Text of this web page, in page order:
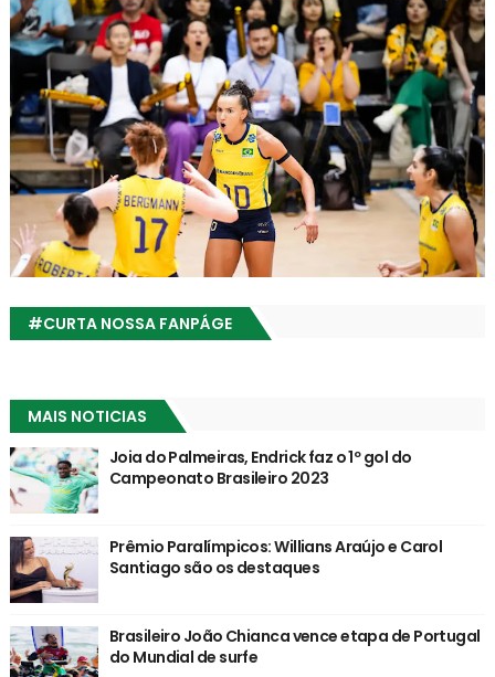
#CURTA NOSSA FANPÁGE
MAIS NOTICIAS
Joia do Palmeiras, Endrick faz o 1º gol do
Campeonato Brasileiro 2023
Prêmio Paralímpicos: Willians Araújo e Carol
Santiago são os destaques
Brasileiro João Chianca vence etapa de Portugal
do Mundial de surfe